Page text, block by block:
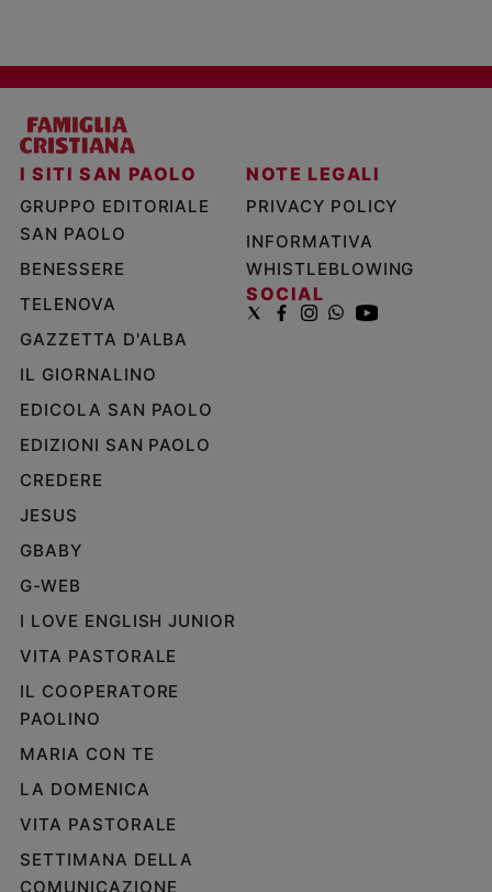
I SITI SAN PAOLO
GRUPPO EDITORIALE
SAN PAOLO
BENESSERE
TELENOVA
GAZZETTA D'ALBA
IL GIORNALINO
EDICOLA SAN PAOLO
EDIZIONI SAN PAOLO
CREDERE
JESUS
GBABY
G-WEB
I LOVE ENGLISH JUNIOR
VITA PASTORALE
IL COOPERATORE
PAOLINO
MARIA CON TE
LA DOMENICA
VITA PASTORALE
SETTIMANA DELLA
COMUNICAZIONE
NOTE LEGALI
PRIVACY POLICY
INFORMATIVA
WHISTLEBLOWING
SOCIAL